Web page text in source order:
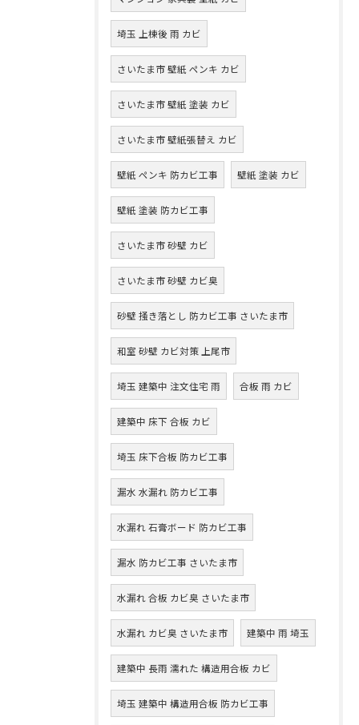
埼玉 上棟後 雨 カビ
さいたま市 壁紙 ペンキ カビ
さいたま市 壁紙 塗装 カビ
さいたま市 壁紙張替え カビ
壁紙 ペンキ 防カビ工事 壁紙 塗装 カビ
壁紙 塗装 防カビ工事
さいたま市 砂壁 カビ
さいたま市 砂壁 カビ臭
砂壁 掻き落とし 防カビ工事 さいたま市
和室 砂壁 カビ対策 上尾市
埼玉 建築中 注文住宅 雨 合板 雨 カビ
建築中 床下 合板 カビ
埼玉 床下合板 防カビ工事
漏水 水漏れ 防カビ工事
水漏れ 石膏ボード 防カビ工事
漏水 防カビ工事 さいたま市
水漏れ 合板 カビ臭 さいたま市
水漏れ カビ臭 さいたま市 建築中 雨 埼玉
建築中 長雨 濡れた 構造用合板 カビ
埼玉 建築中 構造用合板 防カビ工事